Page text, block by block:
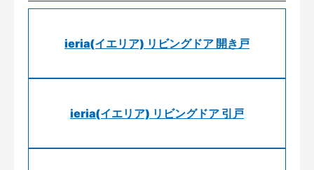
ieria(イエリア) リビングドア 開き戸
ieria(イエリア) リビングドア 引戸